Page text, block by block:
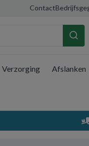
Contact
Winkelwagen
Uw
Vul
Verzorging Afslanken